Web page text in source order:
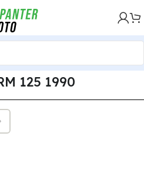
RM 125Suzuki RM 125 1990
125 1990